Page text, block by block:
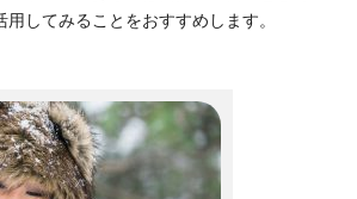
用してみることをおすすめします。